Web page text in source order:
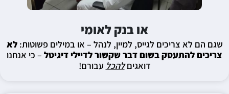
או בנק לאומי
שגם הם לא צריכים לגייס, למיין, לנהל – או במילים פשוטות:לא
צריכים להתעסק בשום דבר שקשור לדיילי דיגיטל – כי אנחנו
דואגיםלהכל עבורם!